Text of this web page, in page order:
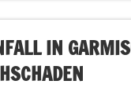
IN